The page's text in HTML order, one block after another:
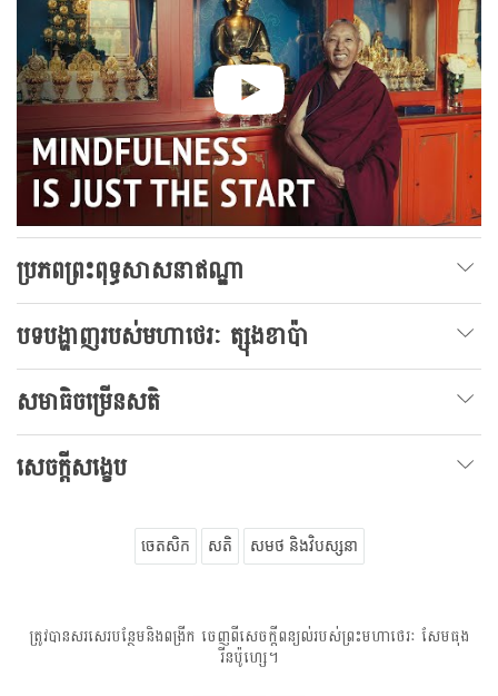
ប្រភពព្រះពុទ្ធសាសនាឥណ្ឌា
បទបង្ហាញរបស់មហាថេរៈ ត្សុងខាប៉ា
សមាធិចម្រើនសតិ
សេចក្តីសង្ខេប
ចេតសិក សតិ សមថ និងវិបស្សនា
ត្រូវបានសរសេរបន្ថែមនិងពង្រីក ចេញពីសេចក្តីពន្យល់របស់ព្រះមហាថេរៈ សែមធុង
រីនប៉ូហ្សេ។